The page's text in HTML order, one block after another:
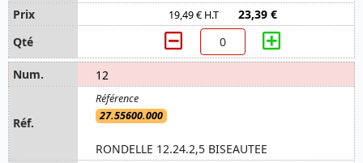
19,49 € H.T 23,39 €
12
27.55600.000
RONDELLE 12.24.2,5 BISEAUTEE